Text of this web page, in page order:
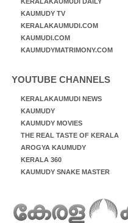
KAUMUDY TV
KERALAKAUMUDI.COM
KAUMUDI.COM
KAUMUDYMATRIMONY.COM
YOUTUBE CHANNELS
KERALAKAUMUDI NEWS
KAUMUDY
KAUMUDY MOVIES
THE REAL TASTE OF KERALA
AROGYA KAUMUDY
KERALA 360
KAUMUDY SNAKE MASTER